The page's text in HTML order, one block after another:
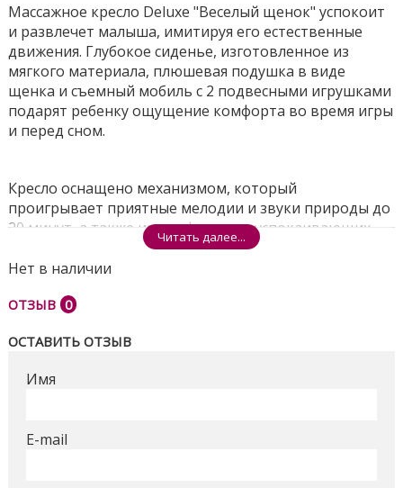
Массажное кресло Deluxe "Веселый щенок" успокоит
и развлечет малыша, имитируя его естественные
движения. Глубокое сиденье, изготовленное из
мягкого материала, плюшевая подушка в виде
щенка и съемный мобиль с 2 подвесными игрушками
подарят ребенку ощущение комфорта во время игры
и перед сном.
Кресло оснащено механизмом, который
проигрывает приятные мелодии и звуки природы до
20 минут, а также имеет функцию успокаивающих
вибраций, которые пригодятся во время укачивания,
успокоения и развлечения малыша. Для работы
детей весом до 9 кг.
Поделиться
Читать далее...
Нет в наличии
ОТЗЫВ 0
ОСТАВИТЬ ОТЗЫВ
Имя
E-mail